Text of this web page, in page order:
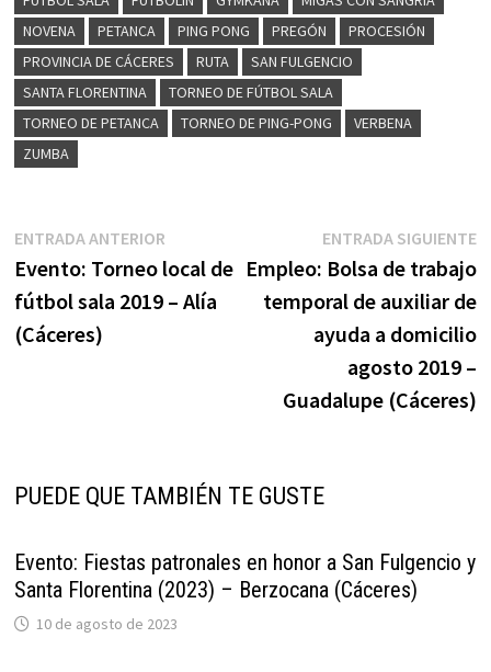
NOVENA
PETANCA PING PONG PREGÓN
PROCESIÓN
PROVINCIA DE CÁCERES
RUTA
SAN FULGENCIO
SANTA FLORENTINA
TORNEO DE FÚTBOL SALA
TORNEO DE PETANCA
TORNEO DE PING-PONG
VERBENA
ZUMBA
Navegación
de
entradas
ENTRADA ANTERIOREntrada
anterior:
Evento: Torneo local de
fútbol sala 2019 – Alía
(Cáceres)
ENTRADA SIGUIENTE
Empleo: Bolsa de trabajo
temporal de auxiliar de
ayuda a domicilio
agosto 2019 –
Guadalupe (Cáceres)
PUEDE QUE TAMBIÉN TE GUSTE
Evento: Fiestas patronales en honor a San Fulgencio y
Santa Florentina (2023) – Berzocana (Cáceres)
10 de agosto de 2023